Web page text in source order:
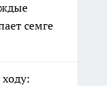
семге